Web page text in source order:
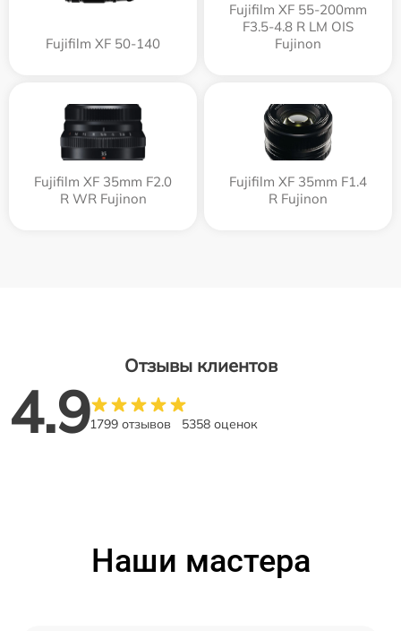
Fujifilm XF 50-140
Fujifilm XF 55-200mm
F3.5-4.8 R LM OIS
Fujinon
Fujifilm XF 35mm F2.0
R WR Fujinon
Fujifilm XF 35mm F1.4
R Fujinon
Отзывы клиентов
4.91799 отзывов 5358 оценок
Наши мастера